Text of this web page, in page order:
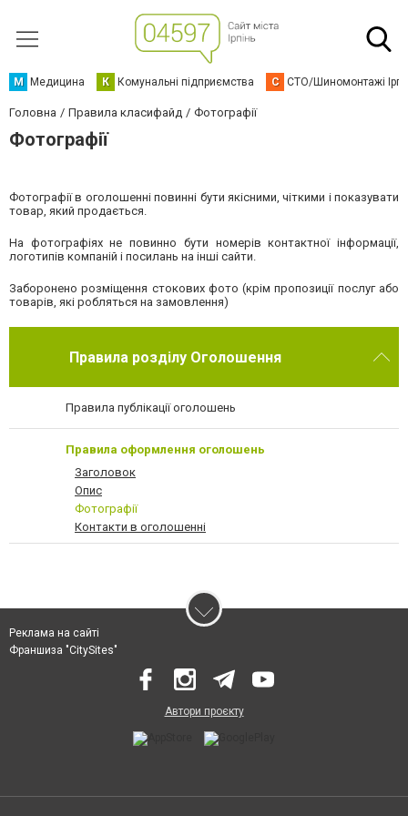
М Медицина К Комунальні підприємства С СТО/Шиномонтажі
Головна Правила класифайд Фотографії
Фотографії
Фотографії в оголошенні повинні бути якісними, чіткими і показувати
товар, який продається.
На фотографіях не повинно бути номерів контактної інформації,
логотипів компаній і посилань на інші сайти.
Заборонено розміщення стокових фото (крім пропозиції послуг або
товарів, які робляться на замовлення)
Правила розділу Оголошення
Правила публікації оголошень
Правила оформлення оголошень
Заголовок
Опис
Фотографії
Контакти в оголошенні
Реклама на сайті
Франшиза "CitySites"
Автори проєкту